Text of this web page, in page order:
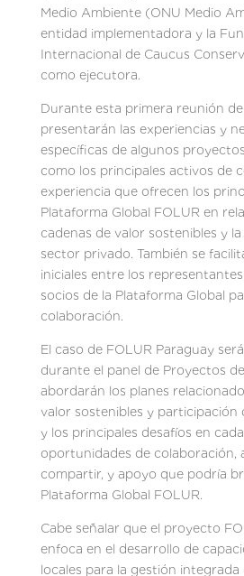
Medio Ambiente (ONU Medio
entidad implementadora y la
Internacional de Caucus
como ejecutora.
Durante esta primera reunión
presentarán las experiencias y
específicas de algunos
como los principales activos de
experiencia que ofrecen los
Plataforma Global FOLUR en
cadenas de valor sostenibles y
sector privado. También se
iniciales entre los
socios de la Plataforma Global
colaboración.
El caso de FOLUR Paraguay
durante el panel de Proyectos
abordarán los planes
valor sostenibles y participación
y los principales desafíos en
oportunidades de colaboración,
compartir, y apoyo que podría
Plataforma Global FOLUR.
Cabe señalar que el proyecto
enfoca en el desarrollo de
locales para la gestión integrada